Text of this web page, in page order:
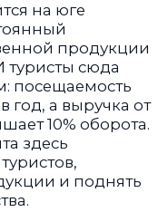
на юге
продукции
туристы сюда
посещаемость
год, а выручка от
10% оборота.
здесь
и поднять